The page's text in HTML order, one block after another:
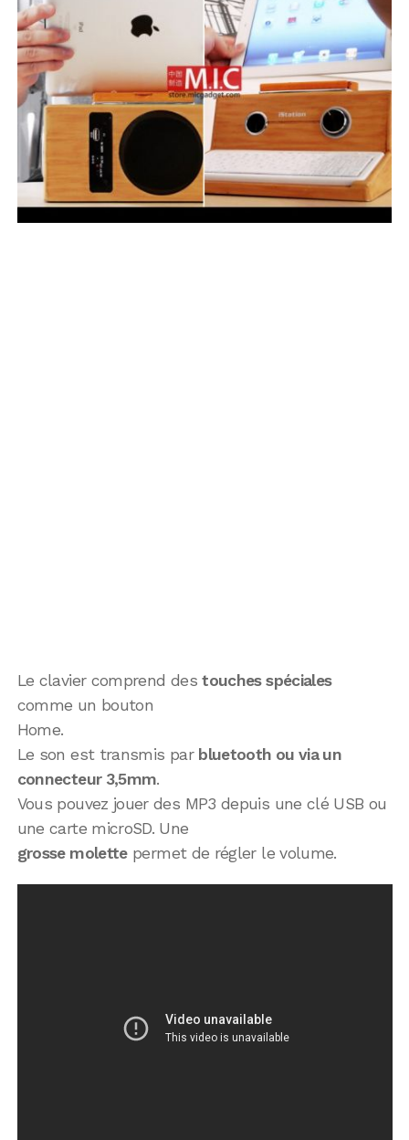
Le clavier comprend destouches spéciales
comme un bouton
Home.
Le son est transmis par bluetooth ou via un
connecteur 3,5mm.
Vous pouvez jouer des MP3 depuis une clé USB ou
une carte microSD. Une
grosse molettepermet de régler le volume.